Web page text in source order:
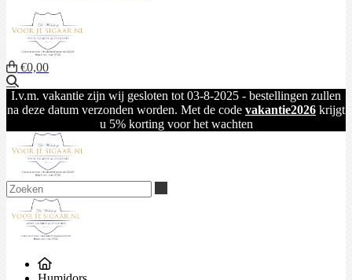
€0,00
I.v.m. vakantie zijn wij gesloten tot 03-8-2025 - bestellingen zullen
na deze datum verzonden worden. Met de code vakantie2026 krijgt
u 5% korting voor het wachten